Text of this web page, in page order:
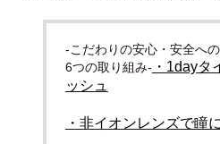
-こだわりの安心・安全への
6つの取り組み- ・1dayタ
ッシュ
・非イオンレンズで瞳